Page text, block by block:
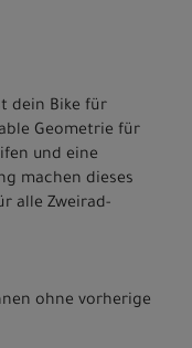
dein Bike für
Geometrie für
und eine
machen dieses
alle Zweirad-
ohne vorherige